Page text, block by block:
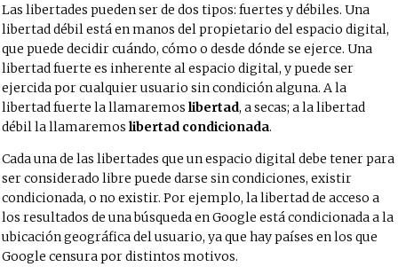
Las libertades pueden ser de dos tipos: fuertes y débiles. Una
libertad débil está en manos del propietario del espacio digital,
que puede decidir cuándo, cómo o desde dónde se ejerce. Una
libertad fuerte es inherente al espacio digital, y puede ser
ejercida por cualquier usuario sin condición alguna. A la
libertad fuerte la llamaremoslibertad, a secas; a la libertad
débil la llamaremoslibertad condicionada.
Cada una de las libertades que un espacio digital debe tener para
ser considerado libre puede darse sin condiciones, existir
condicionada, o no existir. Por ejemplo, la libertad de acceso a
los resultados de una búsqueda en Google está condicionada a la
ubicación geográfica del usuario, ya que hay países en los que
Google censura por distintos motivos.